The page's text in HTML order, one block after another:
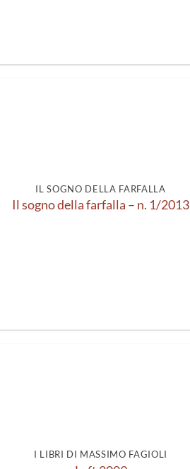
IL SOGNO DELLA FARFALLA
Il sogno della farfalla – n. 1/2013
I LIBRI DI MASSIMO FAGIOLI